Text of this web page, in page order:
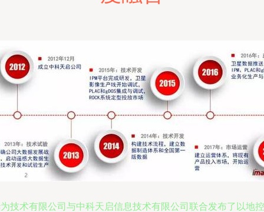
技术有限公司与中科天启信息技术有限公司联合发布了以地控